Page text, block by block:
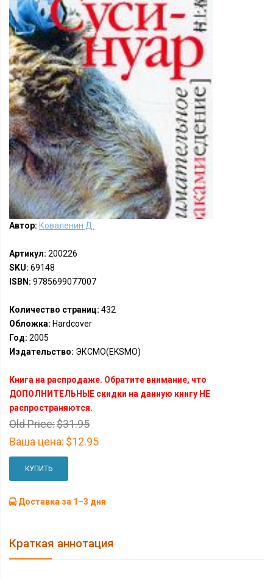
Автор: Коваленин Д.
Артикул: 200226
SKU: 69148
ISBN: 9785699077007
Количество страниц: 432
Обложка: Hardcover
Год: 2005
Издательство: ЭКСМО(EKSMO)
Книга на распродаже. Обратите внимание, что
ДОПОЛНИТЕЛЬНЫЕ скидки на данную книгу НЕ
распространяются.
Old Price:$31.95
Ваша цена: $12.95
КУПИТЬ
Доставка за 1–3 дня
Краткая аннотация